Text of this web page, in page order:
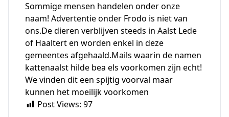
Sommige mensen handelen onder onze
naam! Advertentie onder Frodo is niet van
ons.De dieren verblijven steeds in Aalst Lede
of Haaltert en worden enkel in deze
gemeentes afgehaald.Mails waarin de namen
kattenaalst hilde bea els voorkomen zijn echt!
We vinden dit een spijtig voorval maar
kunnen het moeilijk voorkomen
Post Views: 97